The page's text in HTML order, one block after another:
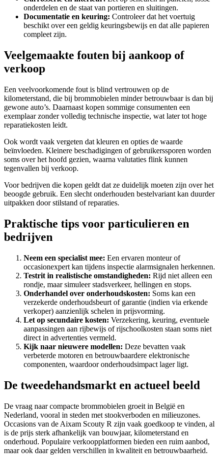
onderdelen en de staat van portieren en sluitingen.
Documentatie en keuring: Controleer dat het voertuig
beschikt over een geldig keuringsbewijs en dat alle papieren
compleet zijn.
Veelgemaakte fouten bij aankoop of
verkoop
Een veelvoorkomende fout is blind vertrouwen op de
kilometerstand, die bij brommobielen minder betrouwbaar is dan bij
gewone auto’s. Daarnaast kopen sommige consumenten een
exemplaar zonder volledig technische inspectie, wat later tot hoge
reparatiekosten leidt.
Ook wordt vaak vergeten dat kleuren en opties de waarde
beïnvloeden. Kleinere beschadigingen of gebruikerssporen worden
soms over het hoofd gezien, waarna valutaties flink kunnen
tegenvallen bij verkoop.
Voor bedrijven die kopen geldt dat ze duidelijk moeten zijn over het
beoogde gebruik. Een slecht onderhouden bestelvariant kan duurder
uitpakken door stilstand of reparaties.
Praktische tips voor particulieren en
bedrijven
Neem een specialist mee: Een ervaren monteur of
occasionexpert kan tijdens inspectie alarmsignalen herkennen.
Testrit in realistische omstandigheden: Rijd niet alleen een
rondje, maar simuleer stadsverkeer, hellingen en stops.
Onderhandel over onderhoudskosten: Soms kan een
verzekerde onderhoudsbeurt of garantie (indien via erkende
verkoper) aanzienlijk schelen in prijsvorming.
Let op secundaire kosten: Verzekering, keuring, eventuele
aanpassingen aan rijbewijs of rijschoolkosten staan soms niet
direct in advertenties vermeld.
Kijk naar nieuwere modellen: Deze bevatten vaak
verbeterde motoren en betrouwbaardere elektronische
componenten, waardoor onderhoudsimpact lager ligt.
De tweedehandsmarkt en actueel beeld
De vraag naar compacte brommobielen groeit in België en
Nederland, vooral in steden met stookverboden en milieuzones.
Occasions van de Aixam Scouty R zijn vaak goedkoop te vinden, al
is de prijs sterk afhankelijk van bouwjaar, kilometerstand en
onderhoud. Populaire verkoopplatformen bieden een ruim aanbod,
maar ook daar gelden verschillen in kwaliteit en betrouwbaarheid.